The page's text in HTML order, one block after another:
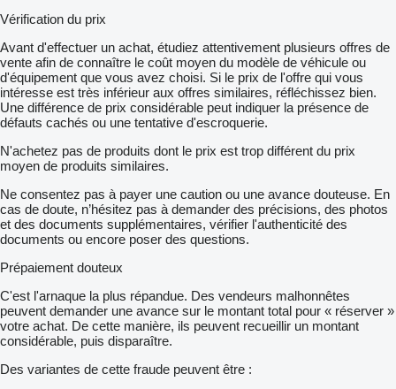
Vérification du prix
Avant d'effectuer un achat, étudiez attentivement plusieurs offres de
vente afin de connaître le coût moyen du modèle de véhicule ou
d'équipement que vous avez choisi. Si le prix de l'offre qui vous
intéresse est très inférieur aux offres similaires, réfléchissez bien.
Une différence de prix considérable peut indiquer la présence de
défauts cachés ou une tentative d'escroquerie.
N'achetez pas de produits dont le prix est trop différent du prix
moyen de produits similaires.
Ne consentez pas à payer une caution ou une avance douteuse. En
cas de doute, n’hésitez pas à demander des précisions, des photos
et des documents supplémentaires, vérifier l'authenticité des
documents ou encore poser des questions.
Prépaiement douteux
C'est l'arnaque la plus répandue. Des vendeurs malhonnêtes
peuvent demander une avance sur le montant total pour « réserver »
votre achat. De cette manière, ils peuvent recueillir un montant
considérable, puis disparaître.
Des variantes de cette fraude peuvent être :